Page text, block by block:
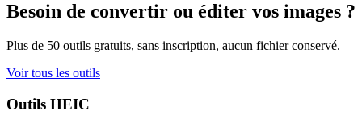
Besoin de convertir ou éditer vos images ?
Plus de 50 outils gratuits, sans inscription, aucun fichier conservé.
Voir tous les outils
Outils HEIC